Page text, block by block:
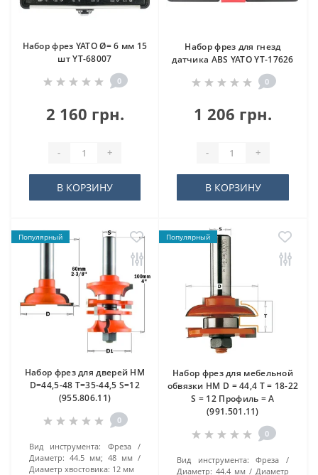
Набор фрез YATO Ø= 6 мм 15
шт YT-68007
0
2 160 грн.
- +
В КОРЗИНУ
Набор фрез для гнезд
датчика ABS YATO YT-17626
0
1 206 грн.
- +
В КОРЗИНУ
Популярный
Набор фрез для дверей HM
D=44,5-48 T=35-44,5 S=12
(955.806.11)
0
Вид инструмента:
Фреза
Диаметр: 44.5 мм; 48 мм
Диаметр хвостовика: 12 мм
Популярный
Набор фрез для мебельной
обвязки HM D = 44,4 T = 18-22
S = 12 Профиль = A
(991.501.11)
0
Вид инструмента:
Фреза
Диаметр: 44.4 мм Диаметр